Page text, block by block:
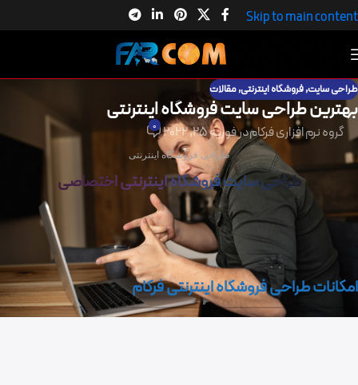
Skip to main content
طراحی سایت,فروشگاه اینترنتی,مقالات
بهترین طراحی سایت فروشگاه اینترنتی
گروه نرم افزاری فرکامدر فوریه 25, 2022 0
طراحی فروشگاه اینترنتی
طراحی سایت فروشگاه اینترنتی اختصاصی
امکانات طراحی فروشگاه اینترنتی فرکام